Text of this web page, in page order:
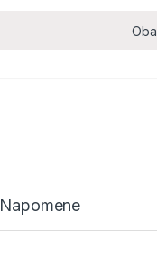
Napomene